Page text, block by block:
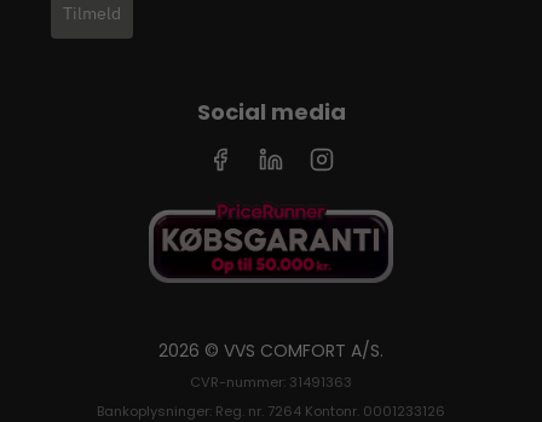
Tilmeld
Social media
2026 © VVS COMFORT A/S.
CVR-nummer: 31491363
Bankoplysninger: Reg. nr. 7264 Kontonr. 0001233126